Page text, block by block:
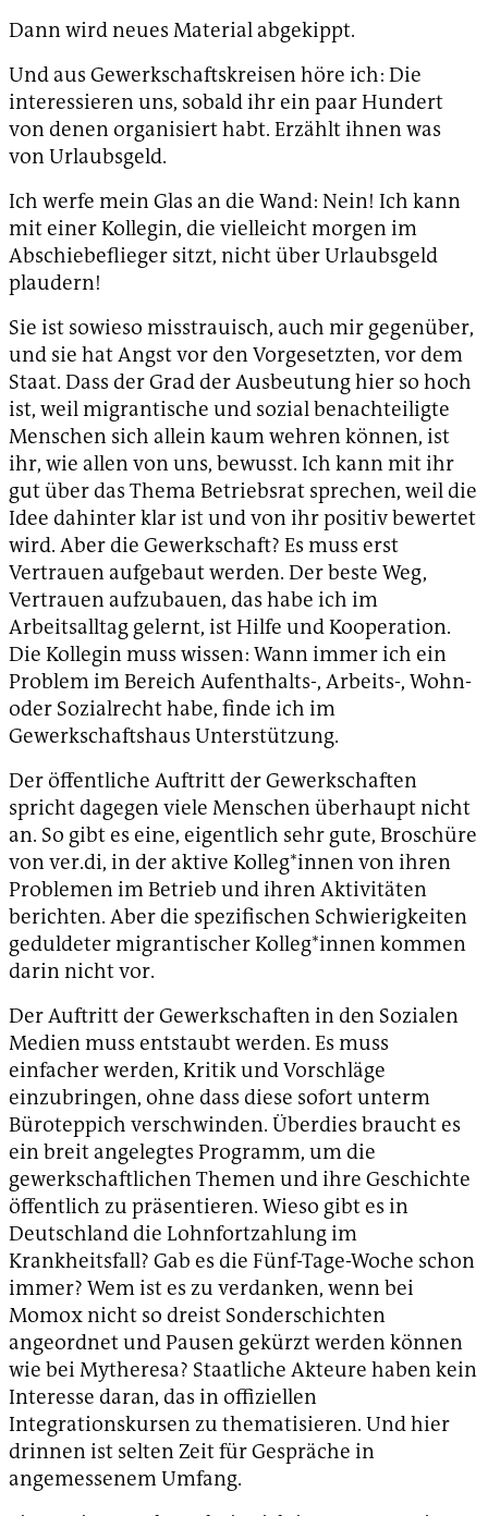
Dann wird neues Material abgekippt.
Und aus Gewerkschaftskreisen höre ich: Die
interessieren uns, sobald ihr ein paar Hundert
von denen organisiert habt. Erzählt ihnen was
von Urlaubsgeld.
Ich werfe mein Glas an die Wand: Nein! Ich kann
mit einer Kollegin, die vielleicht morgen im
Abschiebeflieger sitzt, nicht über Urlaubsgeld
plaudern!
Sie ist sowieso misstrauisch, auch mir gegenüber,
und sie hat Angst vor den Vorgesetzten, vor dem
Staat. Dass der Grad der Ausbeutung hier so hoch
ist, weil migrantische und sozial benachteiligte
Menschen sich allein kaum wehren können, ist
ihr, wie allen von uns, bewusst. Ich kann mit ihr
gut über das Thema Betriebsrat sprechen, weil die
Idee dahinter klar ist und von ihr positiv bewertet
wird. Aber die Gewerkschaft? Es muss erst
Vertrauen aufgebaut werden. Der beste Weg,
Vertrauen aufzubauen, das habe ich im
Arbeitsalltag gelernt, ist Hilfe und Kooperation.
Die Kollegin muss wissen: Wann immer ich ein
Problem im Bereich Aufenthalts-, Arbeits-, Wohn-
oder Sozialrecht habe, finde ich im
Gewerkschaftshaus Unterstützung.
Der öffentliche Auftritt der Gewerkschaften
spricht dagegen viele Menschen überhaupt nicht
an. So gibt es eine, eigentlich sehr gute, Broschüre
von ver.di, in der aktive Kolleg*innen von ihren
Problemen im Betrieb und ihren Aktivitäten
berichten. Aber die spezifischen Schwierigkeiten
geduldeter migrantischer Kolleg*innen kommen
darin nicht vor.
Der Auftritt der Gewerkschaften in den Sozialen
Medien muss entstaubt werden. Es muss
einfacher werden, Kritik und Vorschläge
einzubringen, ohne dass diese sofort unterm
Büroteppich verschwinden. Überdies braucht es
ein breit angelegtes Programm, um die
gewerkschaftlichen Themen und ihre Geschichte
öffentlich zu präsentieren. Wieso gibt es in
Deutschland die Lohnfortzahlung im
Krankheitsfall? Gab es die Fünf-Tage-Woche schon
immer? Wem ist es zu verdanken, wenn bei
Momox nicht so dreist Sonderschichten
angeordnet und Pausen gekürzt werden können
wie bei Mytheresa? Staatliche Akteure haben kein
Interesse daran, das in offiziellen
Integrationskursen zu thematisieren. Und hier
drinnen ist selten Zeit für Gespräche in
angemessenem Umfang.